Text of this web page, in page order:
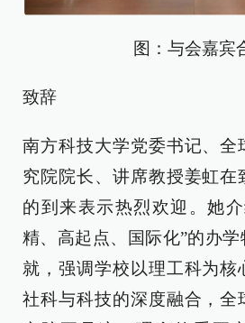
图：与会嘉宾
致辞
南方科技大学党委书记、全
究院院长、讲席教授姜虹在
的到来表示热烈欢迎。她
精、高起点、国际化”的办
就，强调学校以理工科为核
社科与科技的深度融合，全